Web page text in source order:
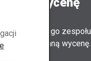
naszego
wycenę.